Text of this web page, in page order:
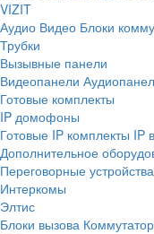
VIZIT
Аудио Видео Блоки
Трубки
Вызывные панели
Видеопанели
Готовые комплекты
IP домофоны
Готовые IP комплекты IP
Дополнительное
Переговорные устройства
Интеркомы
Элтис
Блоки вызова